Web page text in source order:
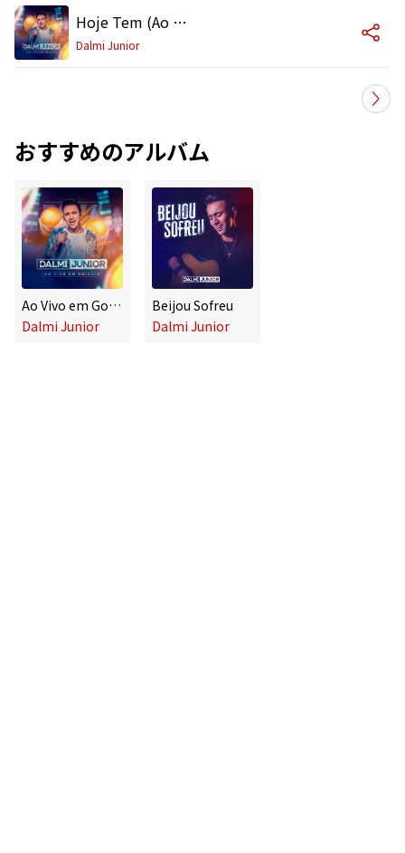
Hoje Tem (Ao Vivo)
Dalmi Junior
おすすめのアルバム
Ao Vivo em Goiânia (Ao Vivo)
Dalmi Junior
Beijou Sofreu
Dalmi Junior